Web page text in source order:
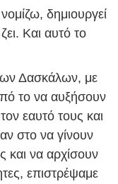
δημιουργεί
Και αυτό το
Δασκάλων, με
το να αυξήσουν
εαυτό τους και
στο να γίνουν
και να αρχίσουν
επιστρέψαμε